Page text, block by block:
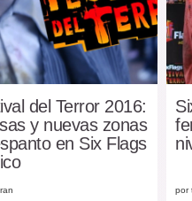
del Terror 2016:
y nuevas zonas
en Six Flags
por